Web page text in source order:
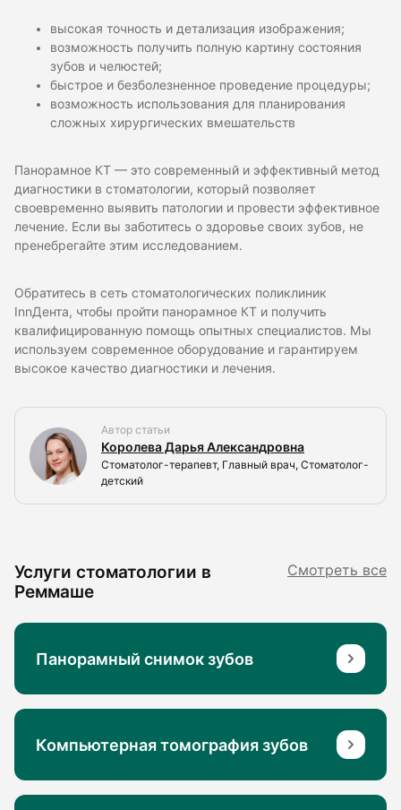
высокая точность и детализация изображения;
возможность получить полную картину состояния
зубов и челюстей;
быстрое и безболезненное проведение процедуры;
возможность использования для планирования
сложных хирургических вмешательств
Панорамное КТ — это современный и эффективный метод
диагностики в стоматологии, который позволяет
своевременно выявить патологии и провести эффективное
лечение. Если вы заботитесь о здоровье своих зубов, не
пренебрегайте этим исследованием.
Обратитесь в сеть стоматологических поликлиник
InnДента, чтобы пройти панорамное КТ и получить
квалифицированную помощь опытных специалистов. Мы
используем современное оборудование и гарантируем
высокое качество диагностики и лечения.
Автор статьи
Королева Дарья Александровна
Стоматолог-терапевт, Главный врач, Стоматолог-
детский
Услуги стоматологии в
Реммаше
Смотреть все
Панорамный снимок зубов
Компьютерная томография зубов